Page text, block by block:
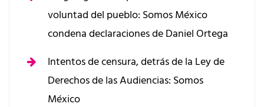
voluntad del pueblo: Somos México
condena declaraciones de Daniel Ortega
Intentos de censura, detrás de la Ley de
Derechos de las Audiencias: Somos
México